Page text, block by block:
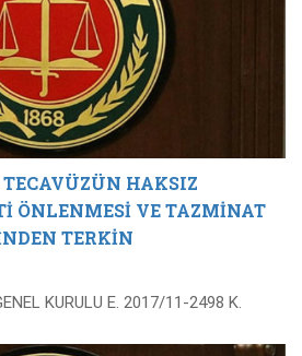
HAKSIZ
ÖNLENMESİ VE TAZMİNAT
TERKİN
KURULU E. 2017/11-2498 K.